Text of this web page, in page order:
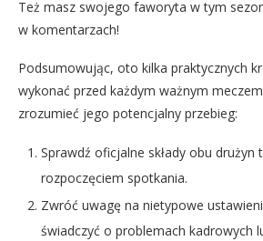
Też masz swojego faworyta w tym
w komentarzach!
Podsumowując, oto kilka praktycznych
wykonać przed każdym ważnym
zrozumieć jego potencjalny przebieg:
Sprawdź oficjalne składy obu drużyn
rozpoczęciem spotkania.
Zwróć uwagę na nietypowe
świadczyć o problemach kadrowych